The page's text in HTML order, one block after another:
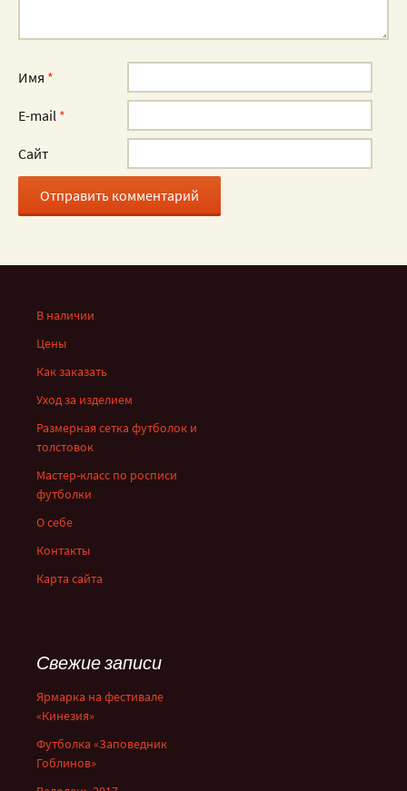
Имя *
E-mail *
Сайт
В наличии
Цены
Как заказать
Уход за изделием
Размерная сетка футболок и
толстовок
Мастер-класс по росписи
футболки
О себе
Контакты
Карта сайта
Свежие записи
Ярмарка на фестивале
«Кинезия»
Футболка «Заповедник
Гоблинов»